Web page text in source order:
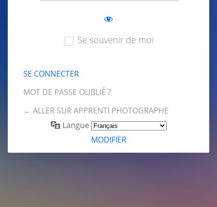
Se souvenir de moi
MOT DE PASSE OUBLIÉ ?
← ALLER SUR APPRENTI PHOTOGRAPHE
Langue